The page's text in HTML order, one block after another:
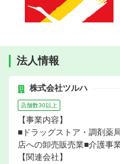
法人情報
株式会社ツルハ
店舗数30以上
【事業内容】
■ドラッグストア・調剤薬
店への卸売販売業■介護事
【関連会社】